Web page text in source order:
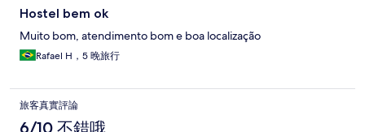
Hostel bem ok
Muito bom, atendimento bom e boa localização
Rafael H，5 晚旅行
旅客真實評論